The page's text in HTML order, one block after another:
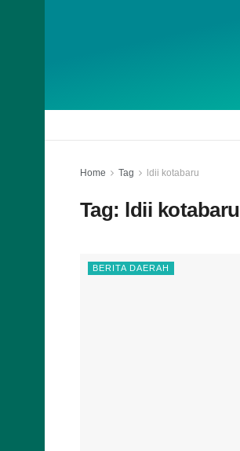
Home Tag ldii kotabaru
Tag: ldii kotabaru
BERITA DAERAH